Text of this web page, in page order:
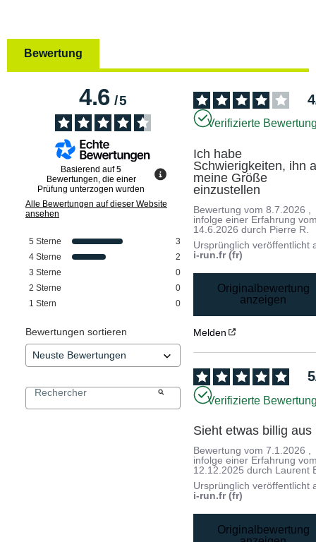
Bewertung
4.6/5
Basierend auf5
Bewertungen, die einer
Prüfung unterzogen wurden
Alle Bewertungen auf dieser Website
ansehen
5 Sterne
3
4 Sterne
2
3 Sterne
0
2 Sterne
0
1 Stern 0
Bewertungen sortieren
4
Verifizierte
Ich habe
Schwierigkeiten, ihn
meine Größe
einzustellen
Bewertung vom8.7.2026
infolge einer Erfahrung
14.6.2026 durch Pierre R.
Ursprünglich veröffentlicht
i-run.fr (fr)
Originalbewertung
anzeigen
Melden
5
Verifizierte
Sieht etwas billig aus
Bewertung vom7.1.2026
infolge einer Erfahrung
12.12.2025 durch Laurent
Ursprünglich veröffentlicht
i-run.fr (fr)
Originalbewertung